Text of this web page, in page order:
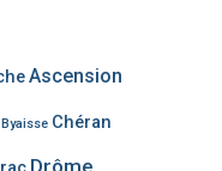
Ascension
Byaisse Chéran
Drôme